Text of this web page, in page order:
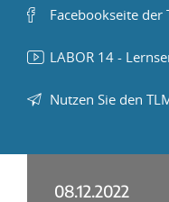
Facebookseite der
LABOR 14 -
Nutzen Sie den
08.12.2022